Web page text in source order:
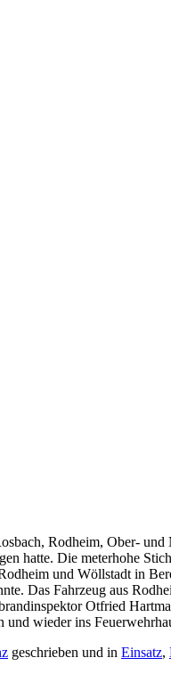
v.d.H.
Rodheim, Ober-
hatte. Die meterhohe
und Wöllstadt in
Das Fahrzeug aus
Otfried
und wieder ins
geschrieben und in Einsatz,